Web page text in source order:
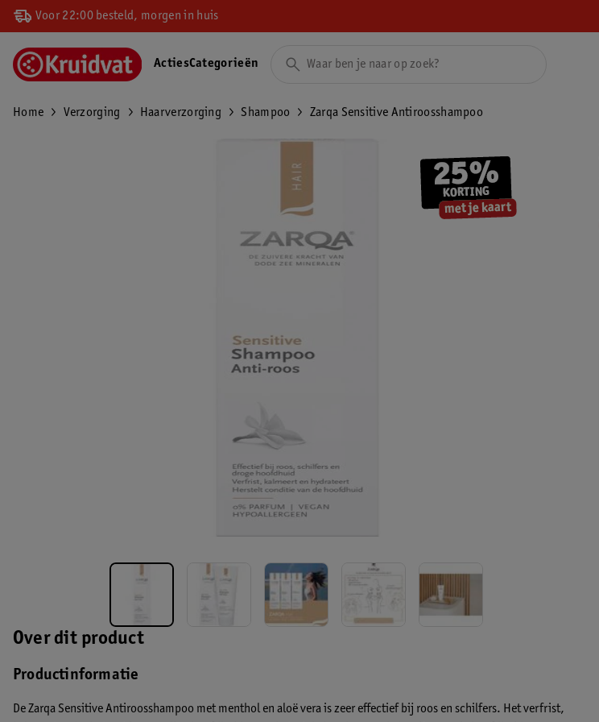
Voor 22:00 besteld, morgen in huis
ActiesCategorieën
Home Verzorging Haarverzorging Shampoo Zarqa Sensitive Antiroosshampoo
Over dit product
Productinformatie
De Zarqa Sensitive Antiroosshampoo met menthol en aloë vera is zeer effectief bij roos en schilfers. Het verfrist,